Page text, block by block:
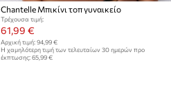
Chantelle Μπικίνι τοπ γυναικείο
Τρέχουσα τιμή:
61,99 €
Αρχική τιμή: 94,99 €
Η χαμηλότερη τιμή των τελευταίων 30 ημερών προ
έκπτωσης: 65,99 €